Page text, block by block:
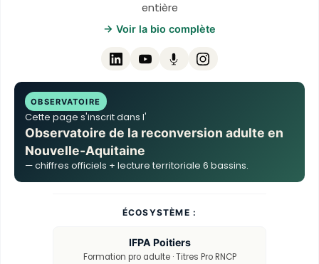
entière
→ Voir la bio complète
OBSERVATOIRE
Cette page s'inscrit dans l'
Observatoire de la reconversion adulte en
Nouvelle-Aquitaine
— chiffres officiels + lecture territoriale 6 bassins.
ÉCOSYSTÈME :
IFPA Poitiers
Formation pro adulte · Titres Pro RNCP